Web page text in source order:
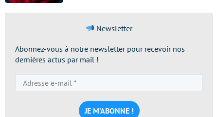
Newsletter
Abonnez-vous à notre newsletter pour recevoir nos
dernières actus par mail !
e-
mail
*